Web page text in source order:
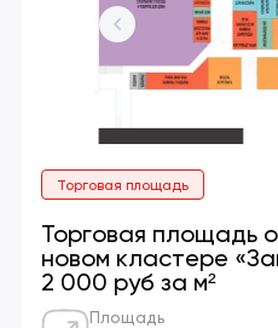
Торговая площадь
Торговая площадь
новом кластере
2 000 руб за м²
Площадь